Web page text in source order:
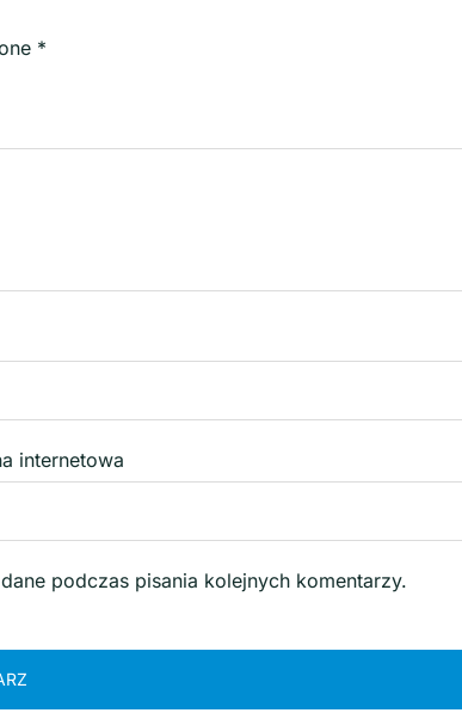
*
internetowa
podczas pisania kolejnych komentarzy.